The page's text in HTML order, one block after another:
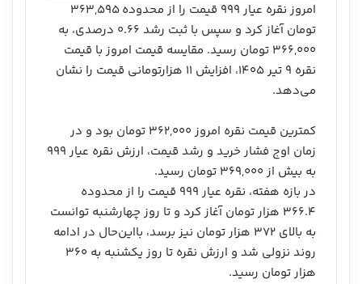
امروز نقره عیار ۹۹۹ قیمت را از محدوده ۳۶۳,۵۹۵
تومان آغاز کرد و سپس با ثبت رشد ۰.۶۶ درصدی، به
۳۶۶,۰۰۰ تومان رسید. مقایسه قیمت امروز با قیمت
نقره ۹ تیر ۱۴۰۵، افزایش ۱۱ هزارتومانی قیمت را نشان
می‌دهد.
کمترین قیمت نقره امروز ۳۶۲,۰۰۰ تومان بود و در
زمان اوج فشار خرید و رشد قیمت، ارزش نقره عیار ۹۹۹
به بیش از ۳۶۹,۰۰۰ تومان رسید.
در بازه هفته، نقره عیار ۹۹۹ قیمت را از محدوده
۳۶۶.۴ هزار تومان آغاز کرد و تا روز چهارشنبه توانست
به بالای ۳۷۲ هزار تومان نیز برسد، بااین‌حال در ادامه
روند نزولی شد و ارزش نقره تا روز یکشنبه به ۳۶۰
هزار تومان رسید.